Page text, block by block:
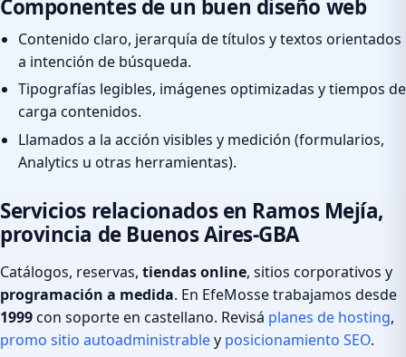
Componentes de un buen diseño web
Contenido claro, jerarquía de títulos y textos orientados
a intención de búsqueda.
Tipografías legibles, imágenes optimizadas y tiempos de
carga contenidos.
Llamados a la acción visibles y medición (formularios,
Analytics u otras herramientas).
Servicios relacionados en Ramos Mejía,
provincia de Buenos Aires-GBA
Catálogos, reservas, tiendas online, sitios corporativos y
programación a medida. En EfeMosse trabajamos desde
1999con soporte en castellano. Revisá planes de hosting,
promo sitio autoadministrabley posicionamiento SEO.